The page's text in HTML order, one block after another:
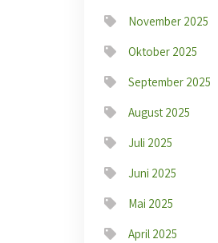
November 2025
Oktober 2025
September 2025
August 2025
Juli 2025
Juni 2025
Mai 2025
April 2025